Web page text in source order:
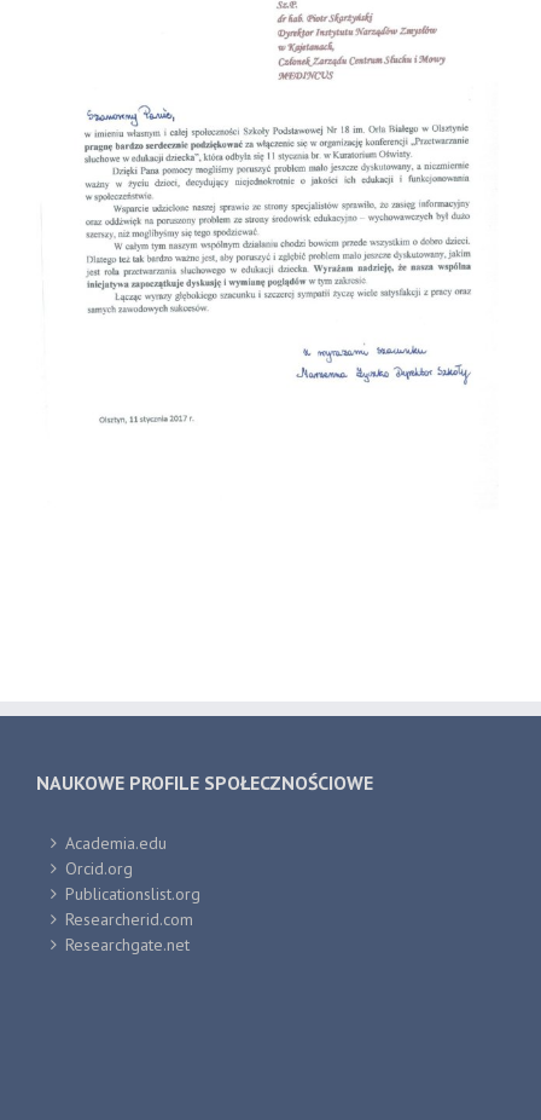
NAUKOWE PROFILE SPOŁECZNOŚCIOWE
Academia.edu
Orcid.org
Publicationslist.org
Researcherid.com
Researchgate.net